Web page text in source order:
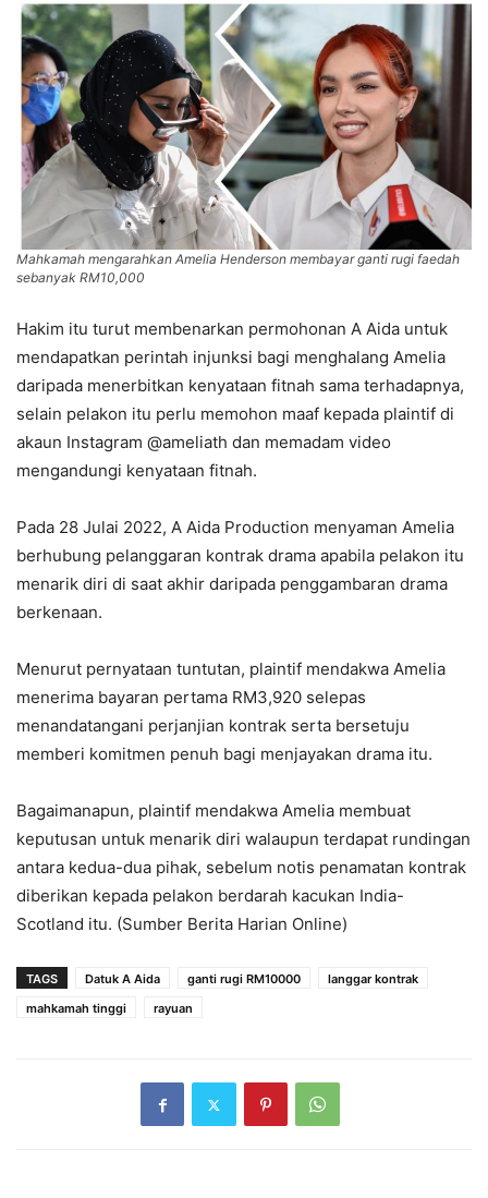
Mahkamah mengarahkan Amelia Henderson membayar ganti rugi faedah
sebanyak RM10,000
Hakim itu turut membenarkan permohonan A Aida untuk
mendapatkan perintah injunksi bagi menghalang Amelia
daripada menerbitkan kenyataan fitnah sama terhadapnya,
selain pelakon itu perlu memohon maaf kepada plaintif di
akaun Instagram @ameliath dan memadam video
mengandungi kenyataan fitnah.
Pada 28 Julai 2022, A Aida Production menyaman Amelia
berhubung pelanggaran kontrak drama apabila pelakon itu
menarik diri di saat akhir daripada penggambaran drama
berkenaan.
Menurut pernyataan tuntutan, plaintif mendakwa Amelia
menerima bayaran pertama RM3,920 selepas
menandatangani perjanjian kontrak serta bersetuju
memberi komitmen penuh bagi menjayakan drama itu.
Bagaimanapun, plaintif mendakwa Amelia membuat
keputusan untuk menarik diri walaupun terdapat rundingan
antara kedua-dua pihak, sebelum notis penamatan kontrak
diberikan kepada pelakon berdarah kacukan India-
Scotland itu. (Sumber Berita Harian Online)
TAGS Datuk A Aida ganti rugi RM10000
langgar kontrak
mahkamah tinggi
rayuan